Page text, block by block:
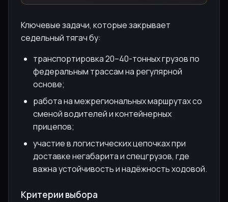
Ключевые задачи, которые закрывает
седельный тягач бу:
транспортировка 20–40-тонных грузов по
федеральным трассам на регулярной
основе;
работа на межрегиональных маршрутах со
сменой водителей и контейнерных
прицепов;
участие в логистических цепочках при
доставке негабарита и спецгрузов, где
важна устойчивость и надёжность ходовой.
Критерии выбора